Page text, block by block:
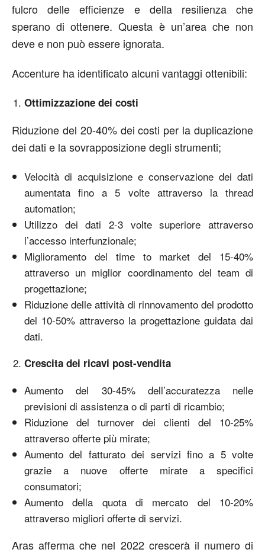
fulcro delle efficienze e della resilienza che
sperano di ottenere. Questa è un’area che non
deve e non può essere ignorata.
Accenture ha identificato alcuni vantaggi ottenibili:
Ottimizzazione dei costi
Riduzione del 20-40% dei costi per la duplicazione
dei dati e la sovrapposizione degli strumenti;
Velocità di acquisizione e conservazione dei dati
aumentata fino a 5 volte attraverso la thread
automation;
Utilizzo dei dati 2-3 volte superiore attraverso
l’accesso interfunzionale;
Miglioramento del time to market del 15-40%
attraverso un miglior coordinamento del team di
progettazione;
Riduzione delle attività di rinnovamento del prodotto
del 10-50% attraverso la progettazione guidata dai
dati.
Crescita dei ricavi post-vendita
Aumento del 30-45% dell’accuratezza nelle
previsioni di assistenza o di parti di ricambio;
Riduzione del turnover dei clienti del 10-25%
attraverso offerte più mirate;
Aumento del fatturato dei servizi fino a 5 volte
grazie a nuove offerte mirate a specifici
consumatori;
Aumento della quota di mercato del 10-20%
attraverso migliori offerte di servizi.
Aras afferma che nel 2022 crescerà il numero di